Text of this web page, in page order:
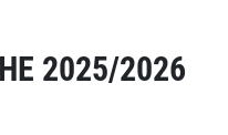
2025/2026